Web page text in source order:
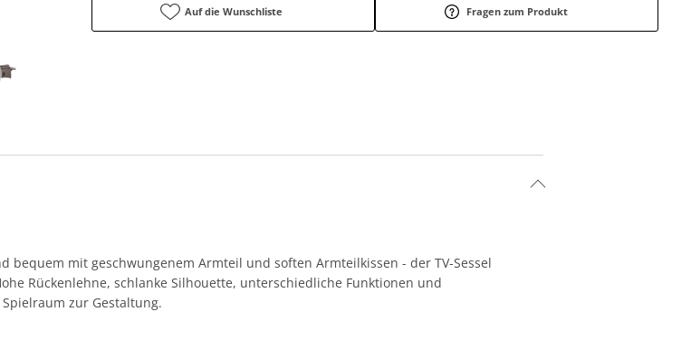
Auf die Wunschliste Fragen zum Produkt
mit geschwungenem Armteil und soften Armteilkissen - der TV-Sessel
Rückenlehne, schlanke Silhouette, unterschiedliche Funktionen und
zur Gestaltung.